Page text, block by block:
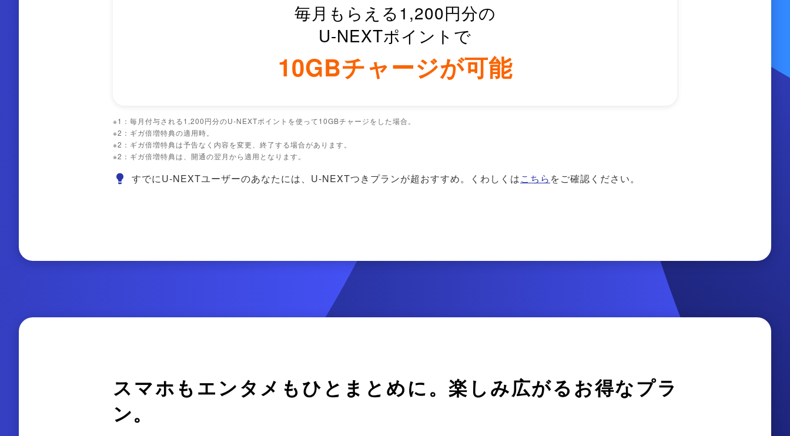
毎月もらえる1,200円分の
U-NEXTポイントで
10GBチャージが可能
※1： 毎⽉付与される1,200円分のU-NEXTポイントを使って10GBチャージをした場合。
※2： ギガ倍増特典の適用時。
※2： ギガ倍増特典は予告なく内容を変更、終了する場合があります。
※2： ギガ倍増特典は、開通の翌月から適用となります。
すでにU-NEXTユーザーのあなたには、U-NEXTつきプランが超おすすめ。くわしくはこちら をご確認ください。
スマホもエンタメもひとまとめに。楽しみ広がるお得なプラ
ン。